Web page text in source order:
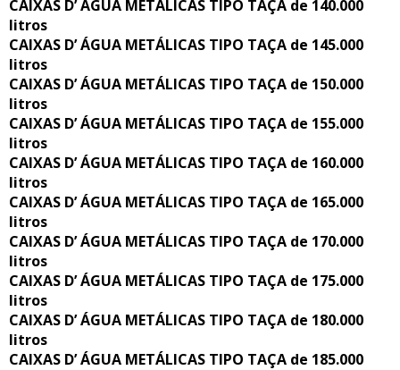
CAIXAS D’ ÁGUA METÁLICAS TIPO TAÇA de 140.000
litros
CAIXAS D’ ÁGUA METÁLICAS TIPO TAÇA de 145.000
litros
CAIXAS D’ ÁGUA METÁLICAS TIPO TAÇA de 150.000
litros
CAIXAS D’ ÁGUA METÁLICAS TIPO TAÇA de 155.000
litros
CAIXAS D’ ÁGUA METÁLICAS TIPO TAÇA de 160.000
litros
CAIXAS D’ ÁGUA METÁLICAS TIPO TAÇA de 165.000
litros
CAIXAS D’ ÁGUA METÁLICAS TIPO TAÇA de 170.000
litros
CAIXAS D’ ÁGUA METÁLICAS TIPO TAÇA de 175.000
litros
CAIXAS D’ ÁGUA METÁLICAS TIPO TAÇA de 180.000
litros
CAIXAS D’ ÁGUA METÁLICAS TIPO TAÇA de 185.000